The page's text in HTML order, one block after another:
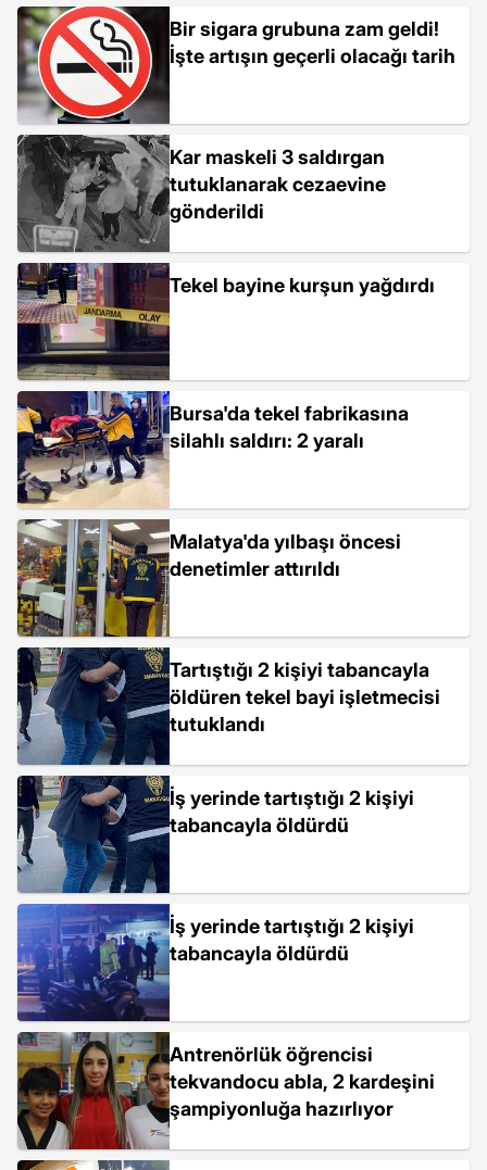
Bir sigara grubuna zam geldi!
İşte artışın geçerli olacağı tarih
Kar maskeli 3 saldırgan
tutuklanarak cezaevine
gönderildi
Tekel bayine kurşun yağdırdı
Bursa'da tekel fabrikasına
silahlı saldırı: 2 yaralı
Malatya'da yılbaşı öncesi
denetimler attırıldı
Tartıştığı 2 kişiyi tabancayla
öldüren tekel bayi işletmecisi
tutuklandı
İş yerinde tartıştığı 2 kişiyi
tabancayla öldürdü
İş yerinde tartıştığı 2 kişiyi
tabancayla öldürdü
Antrenörlük öğrencisi
tekvandocu abla, 2 kardeşini
şampiyonluğa hazırlıyor